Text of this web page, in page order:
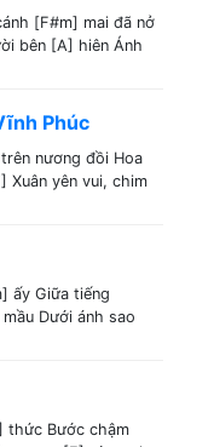
[F#m] mai đã nở
bên [A] hiên Ánh
Phúc
nương đồi Hoa
Xuân yên vui, chim
ấy Giữa tiếng
Dưới ánh sao
thức Bước chậm